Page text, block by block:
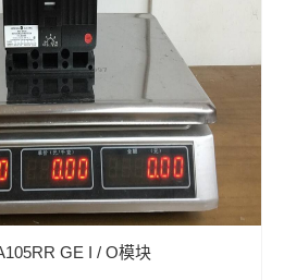
GE I / O模块